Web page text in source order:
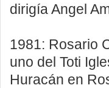
dirigía Angel
1981: Rosario
uno del Toti
Huracán en